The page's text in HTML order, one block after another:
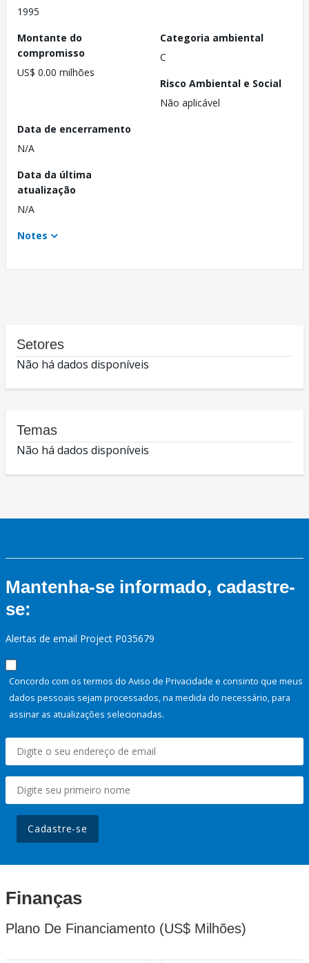
1995
Montante do
compromisso
US$ 0.00 milhões
Categoria ambiental
C
Risco Ambiental e Social
Não aplicável
Data de encerramento
N/A
Data da última
atualização
N/A
Notes
Setores
Não há dados disponíveis
Temas
Não há dados disponíveis
Mantenha-se informado, cadastre-
se:
Alertas de email Project P035679
Concordo com os termos do Aviso de Privacidade e consinto que meus
dados pessoais sejam processados, na medida do necessário, para
assinar as atualizações selecionadas.
Cadastre-se
Finanças
Plano De Financiamento (US$ Milhões)